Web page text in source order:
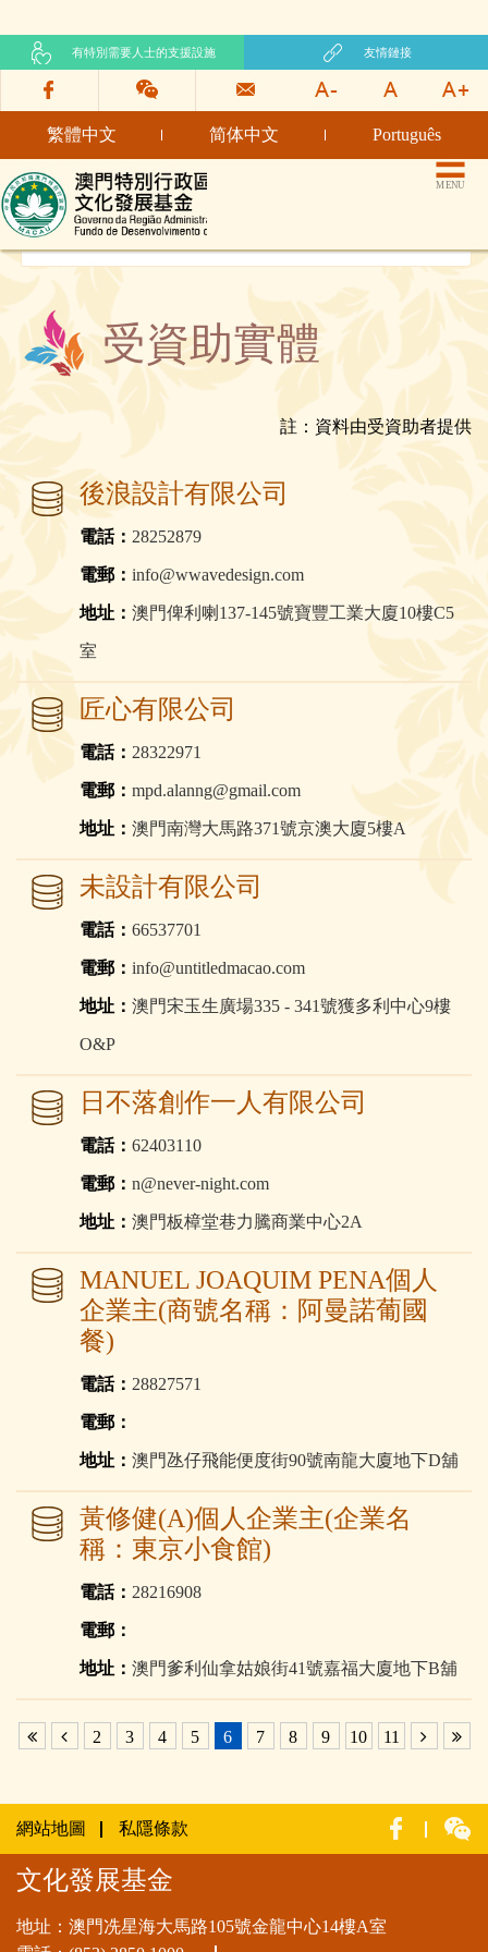
有特別需要人士的支援設施 友情鏈接
繁體中文 简体中文 Português
文化發展基金網頁 MENU
受資助實體
註：資料由受資助者提供
後浪設計有限公司
電話： 28252879
電郵： info@wwavedesign.com
地址： 澳門俾利喇137-145號寶豐工業大廈10樓C5
室
匠心有限公司
電話： 28322971
電郵： mpd.alanng@gmail.com
地址： 澳門南灣大馬路371號京澳大廈5樓A
未設計有限公司
電話： 66537701
電郵： info@untitledmacao.com
地址： 澳門宋玉生廣場335 - 341號獲多利中心9樓
O&P
日不落創作一人有限公司
電話： 62403110
電郵： n@never-night.com
地址： 澳門板樟堂巷力騰商業中心2A
MANUEL JOAQUIM PENA個人
企業主(商號名稱：阿曼諾葡國
餐)
電話： 28827571
電郵：
地址： 澳門氹仔飛能便度街90號南龍大廈地下D舖
黃修健(A)個人企業主(企業名
稱：東京小食館)
電話： 28216908
電郵：
地址： 澳門爹利仙拿姑娘街41號嘉福大廈地下B舖
2 3 4 5 6 7 8 9 10 11
網站地圖 私隱條款
文化發展基金
地址：澳門冼星海大馬路105號金龍中心14樓A室